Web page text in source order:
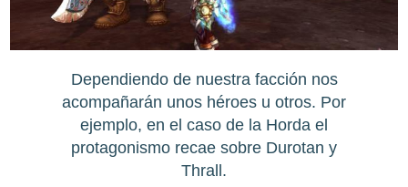
Dependiendo de nuestra facción nos
acompañarán unos héroes u otros. Por
ejemplo, en el caso de la Horda el
protagonismo recae sobre Durotan y
Thrall.